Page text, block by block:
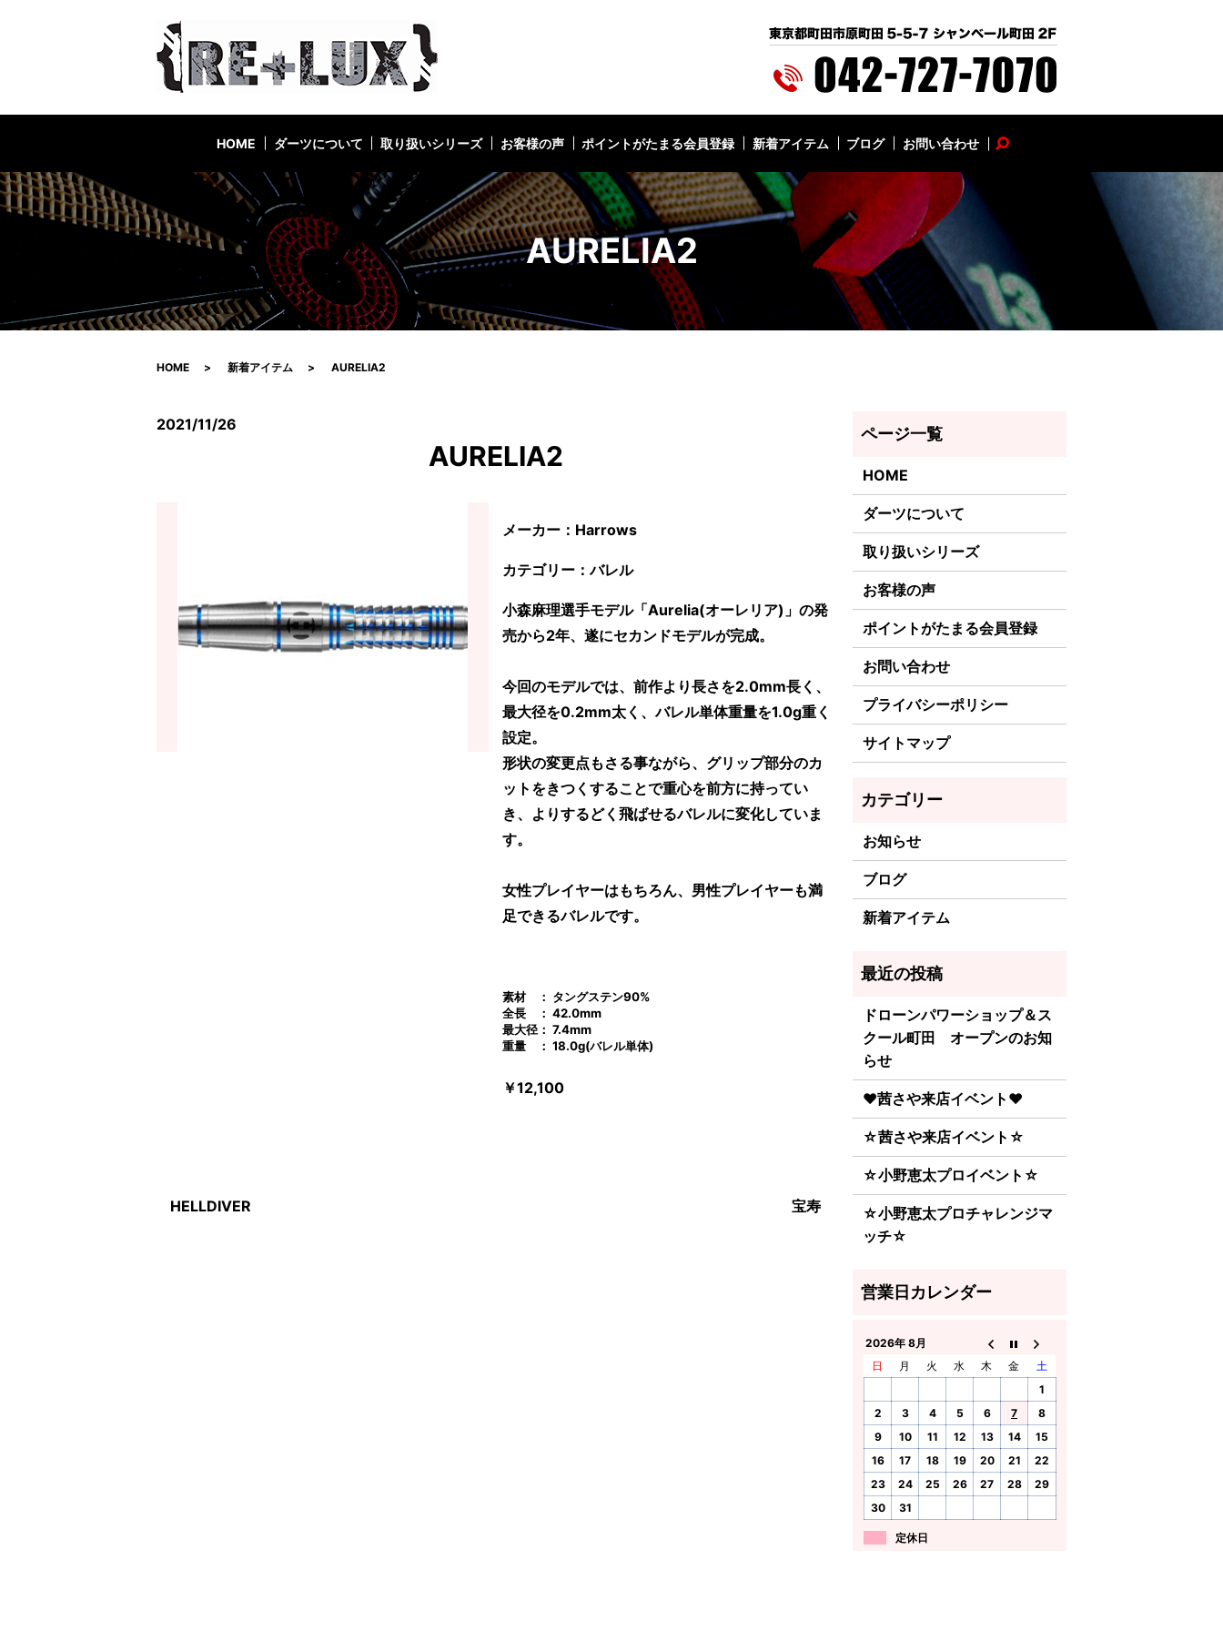
HOME ダーツについて 取り扱いシリーズ お客様の声 ポイントがたまる会員登録 新着アイテム ブログ お問い合わせ search
AURELIA2
HOME 新着アイテム AURELIA2
2021/11/26
AURELIA2
メーカー：Harrows
カテゴリー：バレル
小森麻理選手モデル「Aurelia(オーレリア)」の発
売から2年、遂にセカンドモデルが完成。
今回のモデルでは、前作より長さを2.0mm長く、
最大径を0.2mm太く、バレル単体重量を1.0g重く
設定。
形状の変更点もさる事ながら、グリップ部分のカ
ットをきつくすることで重心を前方に持ってい
き、よりするどく飛ばせるバレルに変化していま
す。
女性プレイヤーはもちろん、男性プレイヤーも満
足できるバレルです。
素材 ： タングステン90%
全長 ： 42.0mm
最大径： 7.4mm
重量 ： 18.0g(バレル単体)
￥12,100
HELLDIVER 宝寿
HOME
ダーツについて
取り扱いシリーズ
お客様の声
ポイントがたまる会員登録
お問い合わせ
プライバシーポリシー
サイトマップ
お知らせ
ブログ
新着アイテム
ドローンパワーショップ＆ス
クール町田 オープンのお知
らせ
♥茜さや来店イベント♥
☆茜さや来店イベント☆
☆小野恵太プロイベント☆
☆小野恵太プロチャレンジマ
ッチ☆
2026年 8月
日
月 火 水 木 金
土
1
2
3 4 5 6 7
8
9
10 11 12 13 14
15
16
17 18 19 20 21
22
23
24 25 26 27 28
29
30
31
定休日